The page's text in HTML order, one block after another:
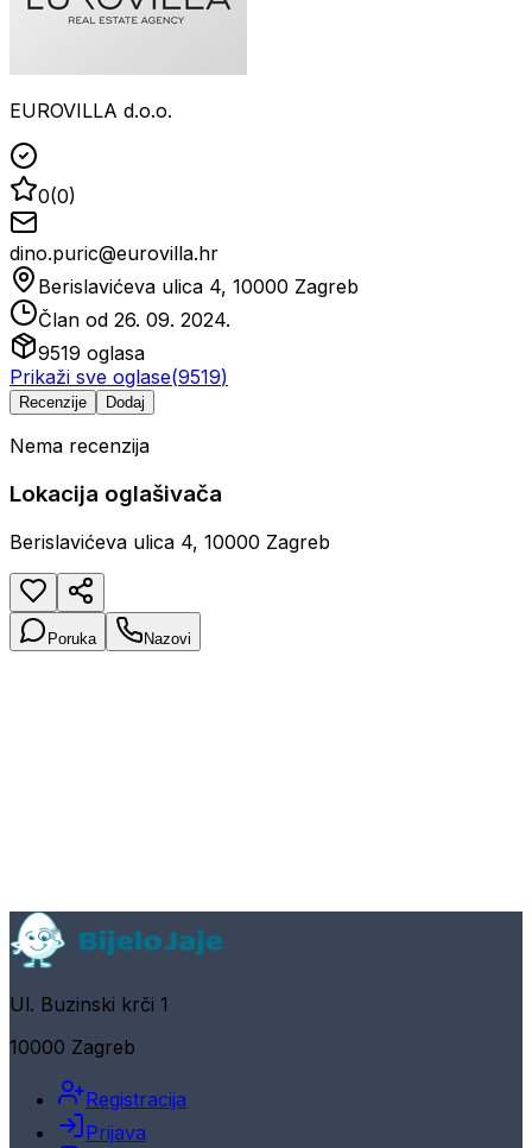
EUROVILLA d.o.o.
0(0)
dino.puric@eurovilla.hr
Berislavićeva ulica 4, 10000 Zagreb
Član od 26. 09. 2024.
9519 oglasa
Prikaži sve oglase(9519)
Recenzije Dodaj
Nema recenzija
Lokacija oglašivača
Berislavićeva ulica 4, 10000 Zagreb
Poruka Nazovi
Ul. Buzinski krči 1
10000 Zagreb
Registracija
Prijava